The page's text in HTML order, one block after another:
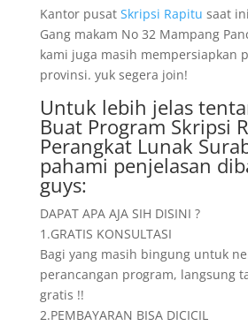
Kantor pusat Skripsi Rapitu saat
Gang makam No 32 Mampang
kami juga masih mempersiapkan
provinsi. yuk segera join!
Untuk lebih jelas
Buat Program Skripsi
Perangkat Lunak
pahami penjelasan
guys:
DAPAT APA AJA SIH DISINI ?
1.GRATIS KONSULTASI
Bagi yang masih bingung untuk
perancangan program, langsung
gratis !!
2.PEMBAYARAN BISA DICICIL